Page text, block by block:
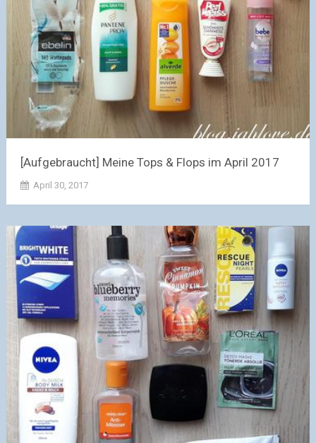
[Aufgebraucht] Meine Tops & Flops im April 2017
April 30, 2017